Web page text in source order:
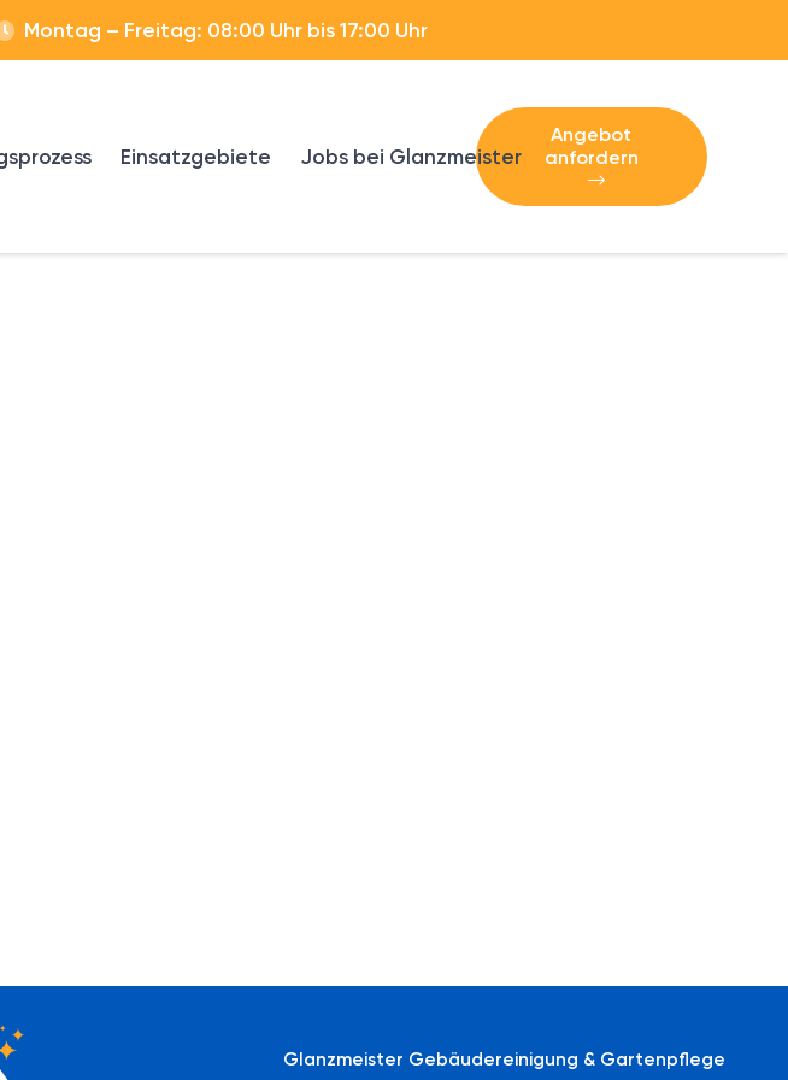
Montag – Freitag: 08:00 Uhr bis 17:00 Uhr
Einsatzgebiete Jobs bei Glanzmeister
Angebot
anfordern
Glanzmeister Gebäudereinigung & Gartenpflege